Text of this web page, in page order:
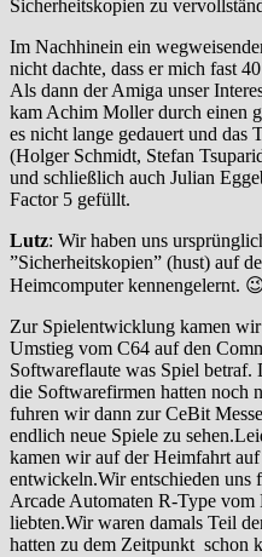
Sicherheitskopien zu
Im Nachhinein ein
nicht dachte, dass er mich fast
Als dann der Amiga unser
kam Achim Moller durch einen
es nicht lange gedauert und das
(Holger Schmidt, Stefan
und schließlich auch Julian
Factor 5 gefüllt.
Lutz: Wir haben uns
”Sicherheitskopien” (hust) auf
Heimcomputer kennengelernt.
Zur Spielentwicklung kamen
Umstieg vom C64 auf den
Softwareflaute was Spiel
die Softwarefirmen hatten noch
fuhren wir dann zur CeBit
endlich neue Spiele zu
kamen wir auf der Heimfahrt
entwickeln.Wir entschieden uns
Arcade Automaten R-Type
liebten.Wir waren damals Teil
hatten zu dem Zeitpunkt schon